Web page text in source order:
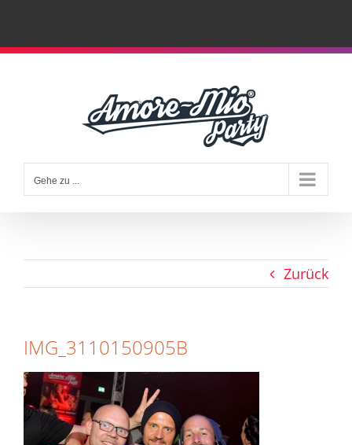
Zum
Gehe zu ...
Zurück
IMG_3110150905B